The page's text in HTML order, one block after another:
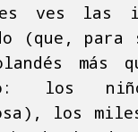
ves las
(que, para
más
los
los